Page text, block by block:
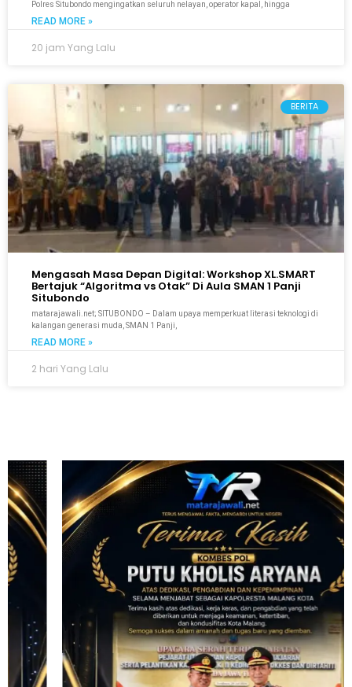
Polres Situbondo mengingatkan seluruh nelayan, operator kapal, hingga
READ MORE »
20 jam Yang Lalu
BERITA
Mengasah Masa Depan Digital: Workshop XL.SMART
Bertajuk “Algoritma vs Otak” Di Aula SMAN 1 Panji
Situbondo
matarajawali.net; SITUBONDO – Dalam upaya memperkuat literasi teknologi di
kalangan generasi muda, SMAN 1 Panji,
READ MORE »
2 hari Yang Lalu